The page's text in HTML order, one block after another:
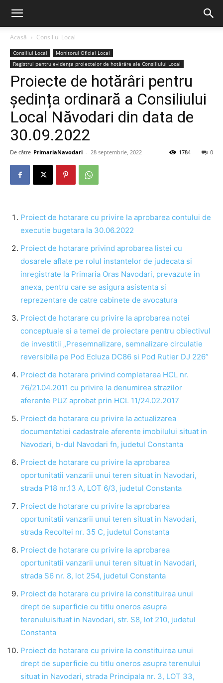
Acasă Consiliul Local
Consiliul Local
Monitorul Oficial Local
Registrul pentru evidența proiectelor de hotărâre ale Consiliului Local
Proiecte de hotărâri pentru
ședința ordinară a Consiliului
Local Năvodari din data de
30.09.2022
De către PrimariaNavodari - 28 septembrie, 2022 0
1784
Proiect de hotarare cu privire la aprobarea contului de
executie bugetara la 30.06.2022
Proiect de hotarare privind aprobarea listei cu
dosarele aflate pe rolul instantelor de judecata si
inregistrate la Primaria Oras Navodari, prevazute in
anexa, pentru care se asigura asistenta si
reprezentare de catre cabinete de avocatura
Proiect de hotarare cu privire la aprobarea notei
conceptuale si a temei de proiectare pentru obiectivul
de investitii „Presemnalizare, semnalizare circulatie
reversibila pe Pod Ecluza DC86 si Pod Rutier DJ 226”
Proiect de hotarare privind completarea HCL nr.
76/21.04.2011 cu privire la denumirea strazilor
aferente PUZ aprobat prin HCL 11/24.02.2017
Proiect de hotarare cu privire la actualizarea
documentatiei cadastrale aferente imobilului situat in
Navodari, b-dul Navodari fn, judetul Constanta
Proiect de hotarare cu privire la aprobarea
oportunitatii vanzarii unui teren situat in Navodari,
strada P18 nr.13 A, LOT 6/3, judetul Constanta
Proiect de hotarare cu privire la aprobarea
oportunitatii vanzarii unui teren situat in Navodari,
strada Recoltei nr. 35 C, judetul Constanta
Proiect de hotarare cu privire la aprobarea
oportunitatii vanzarii unui teren situat in Navodari,
strada S6 nr. 8, lot 254, judetul Constanta
Proiect de hotarare cu privire la constituirea unui
drept de superficie cu titlu oneros asupra
terenuluisituat in Navodari, str. S8, lot 210, judetul
Constanta
Proiect de hotarare cu privire la constituirea unui
drept de superficie cu titlu oneros asupra terenului
situat in Navodari, strada Principala nr. 3, LOT 33,